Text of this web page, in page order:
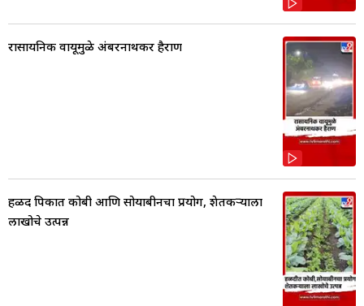
रासायनिक वायूमुळे अंबरनाथकर हैराण
हळद पिकात कोबी आणि सोयाबीनचा प्रयोग, शेतकर्‍याला
लाखोचे उत्पन्न